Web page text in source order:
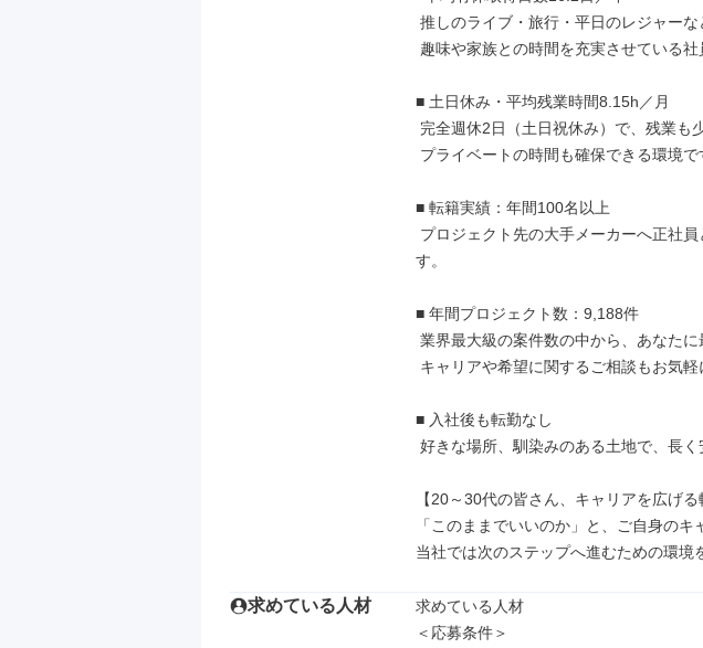
■ 土日休み・平均残業時間8.15h／月
■ 転籍実績：年間100名以上
す。
■ 年間プロジェクト数：9,188件
■ 入社後も転勤なし
【20～30代の皆さん、キャリアを広げる
「このままでいいのか」と、ご自身のキ
当社では次のステップへ進むための環境
求めている人材
求めている人材
＜応募条件＞